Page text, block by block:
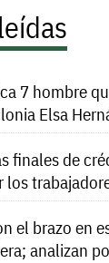
7 hombre
Elsa
finales de
los
el brazo en
analizan